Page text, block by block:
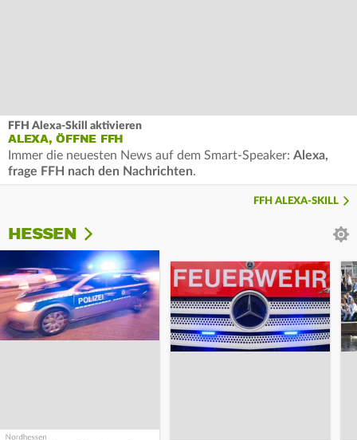
FFH Alexa-Skill aktivieren
ALEXA, ÖFFNE FFH
Immer die neuesten News auf dem Smart-Speaker: Alexa,
frage FFH nach den Nachrichten.
FFH ALEXA-SKILL
HESSEN